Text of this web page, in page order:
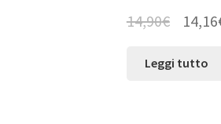
14,90€ 14,16
Leggi tutto